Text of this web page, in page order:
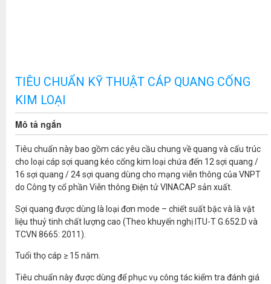
TIÊU CHUẨN KỸ THUẬT CÁP QUANG CỐNG
KIM LOẠI
Mô tả ngắn
Tiêu chuẩn này bao gồm các yêu cầu chung về quang và cấu trúc
cho loại cáp sợi quang kéo cống kim loại chứa đến 12 sợi quang /
16 sợi quang / 24 sợi quang dùng cho mạng viễn thông của VNPT
do Công ty cổ phần Viễn thông Điện tử VINACAP sản xuất.
Sợi quang được dùng là loại đơn mode – chiết suất bậc và là vật
liệu thuỷ tinh chất lượng cao (Theo khuyến nghị ITU-T G.652.D và
TCVN 8665: 2011).
Tuổi thọ cáp ≥ 15 năm.
Tiêu chuẩn này được dùng để phục vụ công tác kiểm tra đánh giá